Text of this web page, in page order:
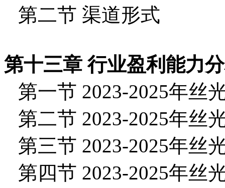
第二节 渠道形式
第十三章 行业盈利能力
第一节 2023-2025年丝
第二节 2023-2025年丝
第三节 2023-2025年丝
第四节 2023-2025年丝